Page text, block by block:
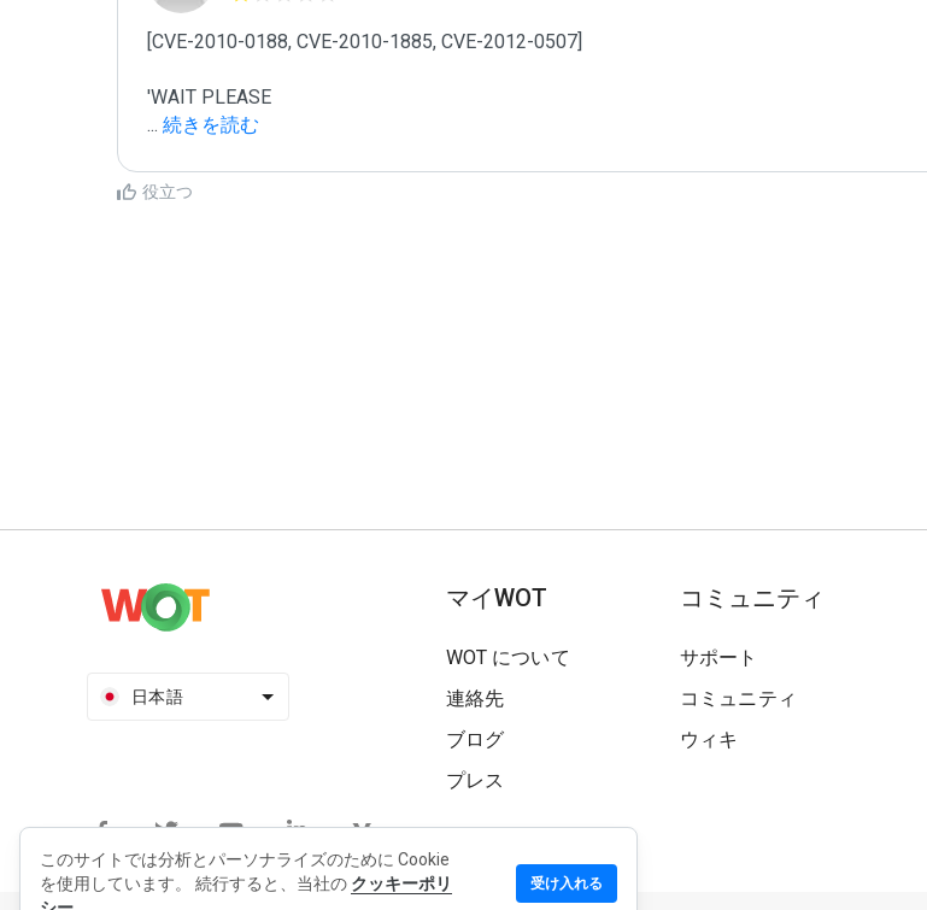
[CVE-2010-0188, CVE-2010-1885, CVE-2012-0507]
... 続きを読む
役立つ
日本語
マイWOT
WOT について
連絡先
ブログ
プレス
コミュニティ
サポート
コミュニティ
ウィキ
このサイトでは分析とパーソナライズのために Cookie
を使用しています。 続行すると、当社の クッキーポリ
受け入れる